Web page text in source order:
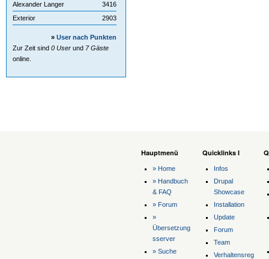
Alexander Langer
3416
Exterior
2903
» User nach Punkten
Zur Zeit sind 0 User und 7 Gäste
online.
Hauptmenü
» Home
» Handbuch
& FAQ
» Forum
»
Übersetzung
sserver
» Suche
Quicklinks I
Infos
Drupal
Showcase
Installation
Update
Forum
Team
Verhaltensreg